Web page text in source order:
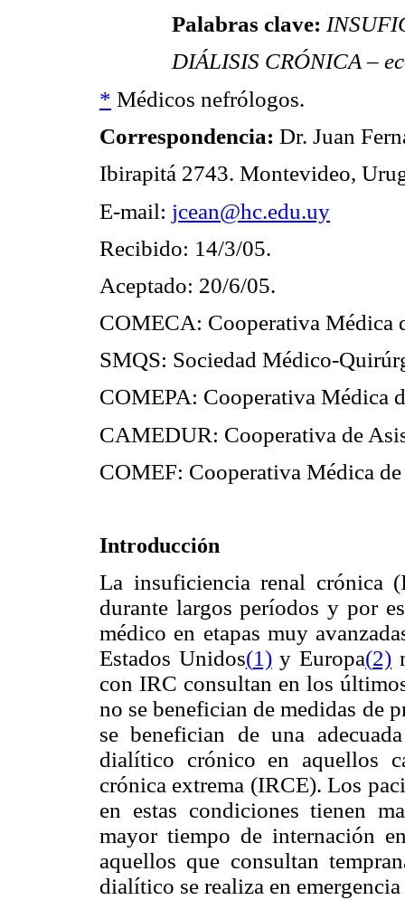
Palabras clave:
DIÁLISIS CRÓNICA –
* Médicos nefrólogos.
Correspondencia: Dr. Juan
Ibirapitá 2743. Montevideo,
E-mail: jcean@hc.edu.uy
Recibido: 14/3/05.
Aceptado: 20/6/05.
COMECA: Cooperativa Médica
SMQS: Sociedad Médico-
COMEPA: Cooperativa Médica
CAMEDUR: Cooperativa de
COMEF: Cooperativa Médica
Introducción
La insuficiencia renal crónica
durante largos períodos y por
médico en etapas muy
Estados Unidos(1)y Europa(2)
con IRC consultan en los
no se benefician de medidas de
se benefician de una
dialítico crónico en aquellos
crónica extrema (IRCE). Los
en estas condiciones tienen
mayor tiempo de internación
aquellos que consultan
dialítico se realiza en